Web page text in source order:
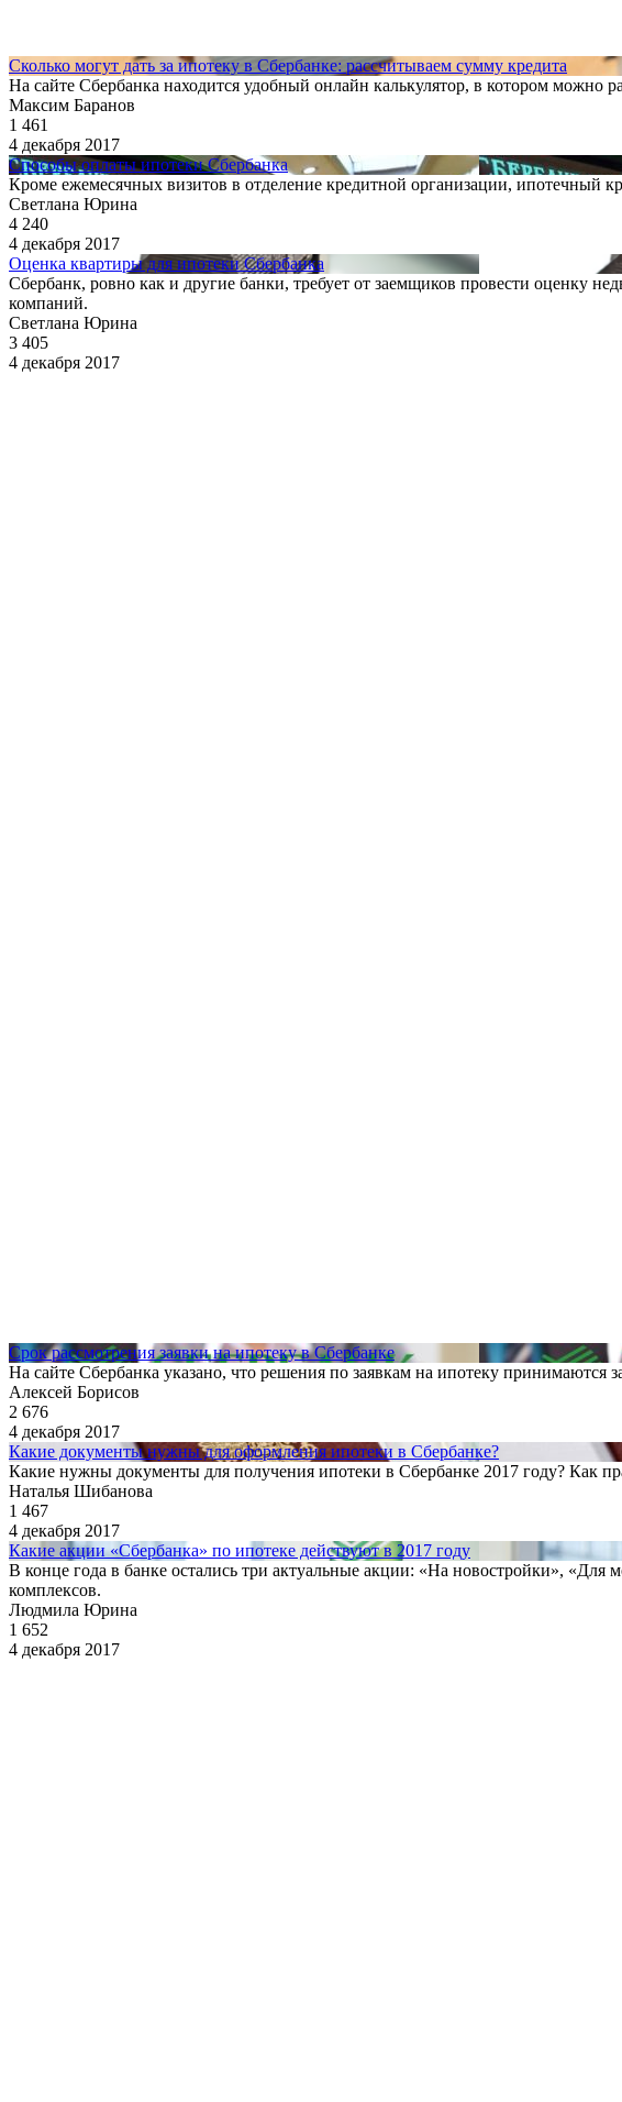
Сколько могут дать за ипотеку в Сбербанке: рассчитываем сумму кредита
На сайте Сбербанка находится удобный онлайн калькулятор, в котором можно
Максим Баранов
1 461
4 декабря 2017
Способы оплаты ипотеки Сбербанка
Кроме ежемесячных визитов в отделение кредитной организации, ипотечный
Светлана Юрина
4 240
4 декабря 2017
Оценка квартиры для ипотеки Сбербанка
Сбербанк, ровно как и другие банки, требует от заемщиков провести оценку
компаний.
Светлана Юрина
3 405
4 декабря 2017
Срок рассмотрения заявки на ипотеку в Сбербанке
На сайте Сбербанка указано, что решения по заявкам на ипотеку
Алексей Борисов
2 676
4 декабря 2017
Какие документы нужны для оформления ипотеки в Сбербанке?
Какие нужны документы для получения ипотеки в Сбербанке 2017 году? Как
Наталья Шибанова
1 467
4 декабря 2017
Какие акции «Сбербанка» по ипотеке действуют в 2017 году
В конце года в банке остались три актуальные акции: «На новостройки»,
комплексов.
Людмила Юрина
1 652
4 декабря 2017